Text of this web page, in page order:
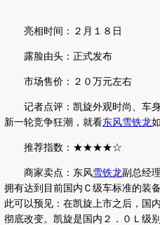
亮相时间：２月１８日
露脸由头：正式发布
市场售价：２０万元左右
记者点评：凯旋外观时尚、车身
新一轮竞争狂潮，就看东风雪铁龙
推荐指数：★★★★☆
商家卖点：东风雪铁龙副总经
拥有达到目前国内Ｃ级车标准的装
此可以预见：在凯旋上市之后，国
彻底改变。凯旋是国内２．０Ｌ级